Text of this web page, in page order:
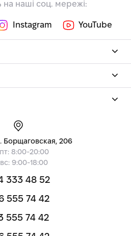
на наші соц. мережі:
Instagram YouTube
Борщаговская, 206
8:00-20:00
9:00-18:00
333 48 52
555 74 42
555 74 42